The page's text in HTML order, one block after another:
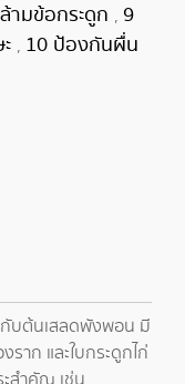
ามข้อกระดูก , 9
, 10 ป้องกันผื่น
บต้นเสลดพังพอน มี
าก และใบกระดูกไก่